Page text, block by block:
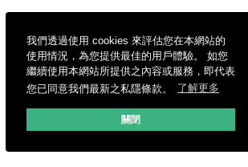
我們透過使用 cookies 來評估您在本網站的
使用情況，為您提供最佳的用戶體驗。 如您
繼續使用本網站所提供之內容或服務，即代表
您已同意我們最新之私隱條款。
了解更多
關閉